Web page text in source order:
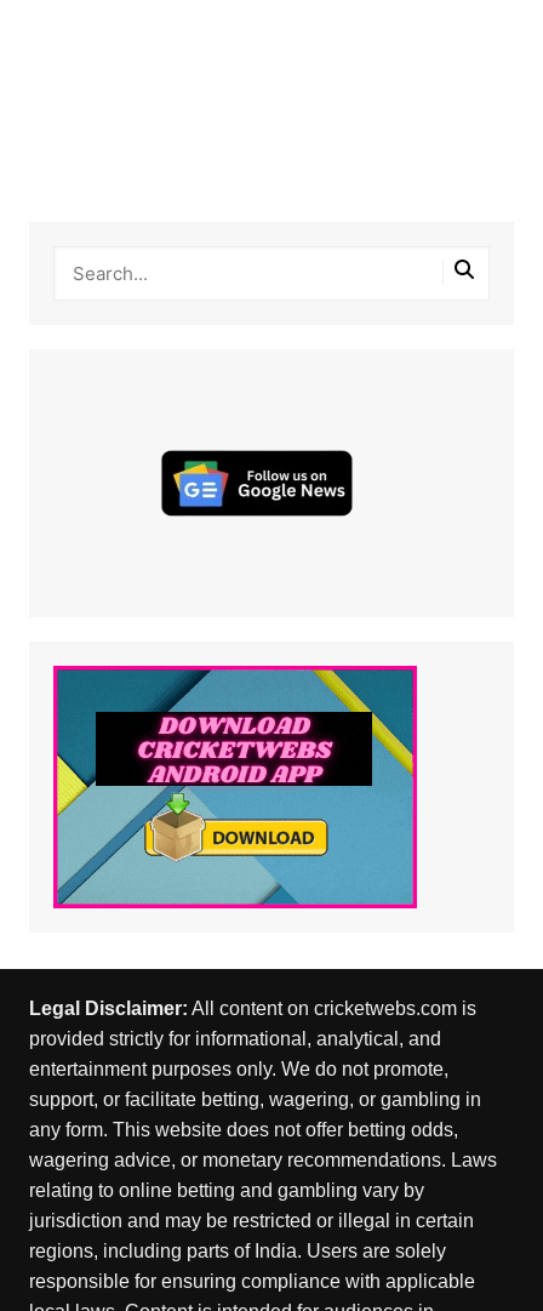
Legal Disclaimer: All content on cricketwebs.com is
provided strictly for informational, analytical, and
entertainment purposes only. We do not promote,
support, or facilitate betting, wagering, or gambling in
any form. This website does not offer betting odds,
wagering advice, or monetary recommendations. Laws
relating to online betting and gambling vary by
jurisdiction and may be restricted or illegal in certain
regions, including parts of India. Users are solely
responsible for ensuring compliance with applicable